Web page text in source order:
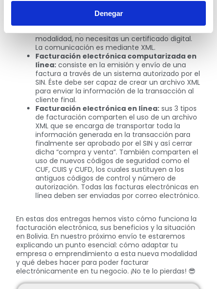
Denegar
Facturación electrónica portal web en línea:
facturas que se realizan desde la página o portal
modalidad, no necesitas un certificado digital.
La comunicación es mediante XML.
Facturación electrónica computarizada en
línea: consiste en la emisión y envío de una
factura a través de un sistema autorizado por el
SIN. Éste debe ser capaz de crear un archivo XML
para enviar la información de la transacción al
cliente final.
Facturación electrónica en línea: sus 3 tipos
de facturación comparten el uso de un archivo
XML que se encarga de transportar toda la
información generada en la transacción para
finalmente ser aprobado por el SIN y así cerrar
dicha “compra y venta”. También comparten el
uso de nuevos códigos de seguridad como el
CUF, CUIS y CUFD, los cuales sustituyen a los
antiguos códigos de control y número de
autorización. Todas las facturas electrónicas en
línea deben ser enviadas por correo electrónico.
En estas dos entregas hemos visto cómo funciona la
facturación electrónica, sus beneficios y la situación
en Bolivia. En nuestro próximo envío te estaremos
explicando un punto esencial: cómo adaptar tu
empresa o emprendimiento a esta nueva modalidad
y qué debes hacer para poder facturar
electrónicamente en tu negocio. ¡No te lo pierdas! 😎